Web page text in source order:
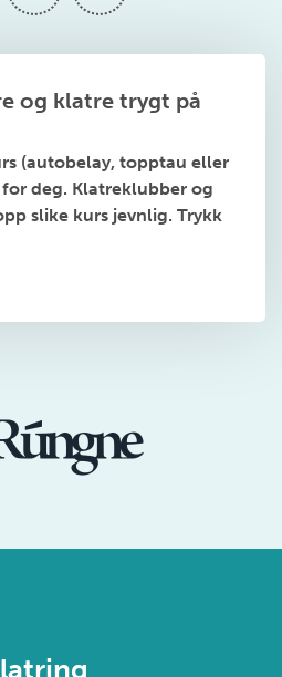
og klatre trygt på
(autobelay, topptau eller
deg. Klatreklubber og
slike kurs jevnlig. Trykk